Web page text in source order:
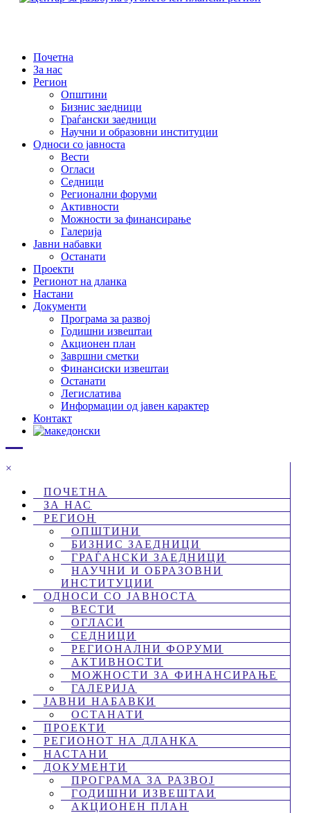
Почетна
За нас
Регион
Општини
Бизнис заедници
Граѓански заедници
Научни и образовни институции
Односи со јавноста
Вести
Огласи
Седници
Регионални форуми
Активности
Можности за финансирање
Галерија
Јавни набавки
Останати
Проекти
Регионот на дланка
Настани
Документи
Програма за развој
Годишни извештаи
Акционен план
Завршни сметки
Финансиски извештаи
Останати
Легислатива
Информации од јавен карактер
Контакт
×
ПОЧЕТНА
ЗА НАС
РЕГИОН
ОПШТИНИ
БИЗНИС ЗАЕДНИЦИ
ГРАЃАНСКИ ЗАЕДНИЦИ
НАУЧНИ И ОБРАЗОВНИ
ИНСТИТУЦИИ
ОДНОСИ СО ЈАВНОСТА
ВЕСТИ
ОГЛАСИ
СЕДНИЦИ
РЕГИОНАЛНИ ФОРУМИ
АКТИВНОСТИ
МОЖНОСТИ ЗА ФИНАНСИРАЊЕ
ГАЛЕРИЈА
ЈАВНИ НАБАВКИ
ОСТАНАТИ
ПРОЕКТИ
РЕГИОНОТ НА ДЛАНКА
НАСТАНИ
ДОКУМЕНТИ
ПРОГРАМА ЗА РАЗВОЈ
ГОДИШНИ ИЗВЕШТАИ
АКЦИОНЕН ПЛАН